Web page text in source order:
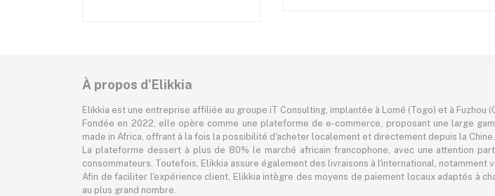
À propos d'Elikkia
Elikkia est une entreprise affiliée au groupe iT Consulting, implantée à Lomé (Togo) et à Fuzhou
Fondée en 2022, elle opère comme une plateforme de e-commerce, proposant une large
made in Africa, offrant à la fois la possibilité d'acheter localement et directement depuis la Chine.
La plateforme dessert à plus de 80% le marché africain francophone, avec une attention
consommateurs. Toutefois, Elikkia assure également des livraisons à l'international, notamment
Afin de faciliter l'expérience client, Elikkia intègre des moyens de paiement locaux adaptés à
au plus grand nombre.